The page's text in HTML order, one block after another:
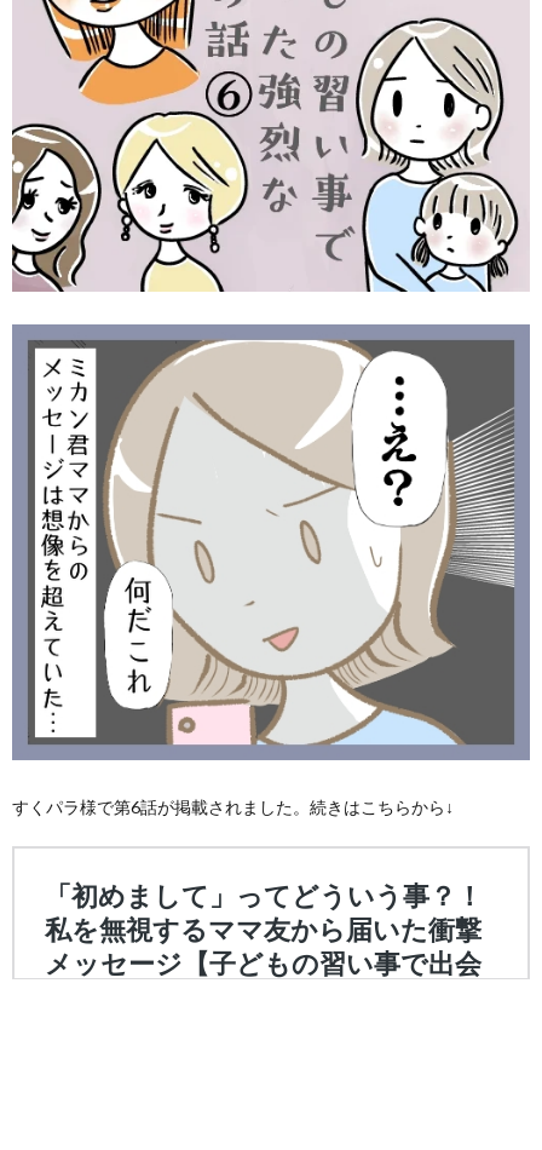
すくパラ様で第6話が掲載されました。続きはこちらから↓